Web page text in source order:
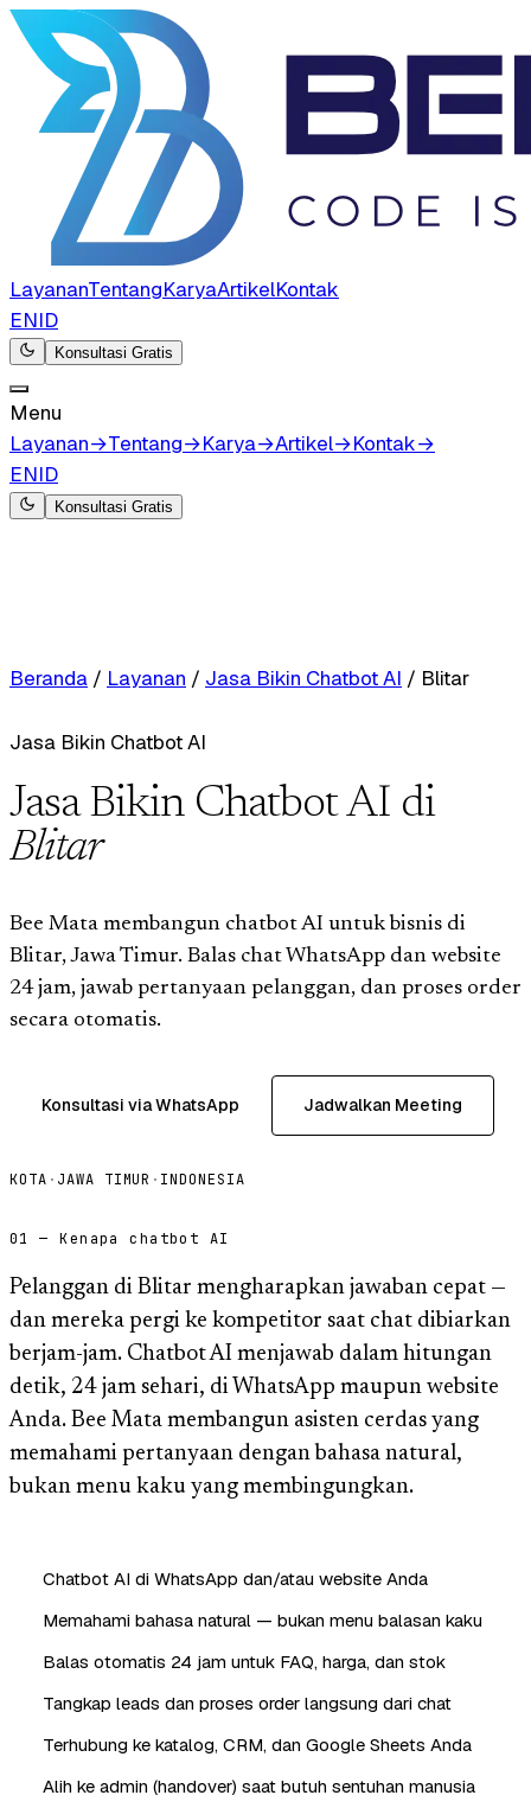
LayananTentangKaryaArtikelKontak
ENID
Konsultasi Gratis
Menu
Layanan→Tentang→Karya→Artikel→Kontak→
ENID
Konsultasi Gratis
Beranda / Layanan / Jasa Bikin Chatbot AI / Blitar
Jasa Bikin Chatbot AI
Jasa Bikin Chatbot AI di
Blitar
Bee Mata membangun chatbot AI untuk bisnis di
Blitar, Jawa Timur. Balas chat WhatsApp dan website
24 jam, jawab pertanyaan pelanggan, dan proses order
secara otomatis.
Konsultasi via WhatsApp Jadwalkan Meeting
KOTA · JAWA TIMUR · INDONESIA
01 — Kenapa chatbot AI
Pelanggan di Blitar mengharapkan jawaban cepat —
dan mereka pergi ke kompetitor saat chat dibiarkan
berjam-jam. Chatbot AI menjawab dalam hitungan
detik, 24 jam sehari, di WhatsApp maupun website
Anda. Bee Mata membangun asisten cerdas yang
memahami pertanyaan dengan bahasa natural,
bukan menu kaku yang membingungkan.
Chatbot AI di WhatsApp dan/atau website Anda
Memahami bahasa natural — bukan menu balasan kaku
Balas otomatis 24 jam untuk FAQ, harga, dan stok
Tangkap leads dan proses order langsung dari chat
Terhubung ke katalog, CRM, dan Google Sheets Anda
Alih ke admin (handover) saat butuh sentuhan manusia